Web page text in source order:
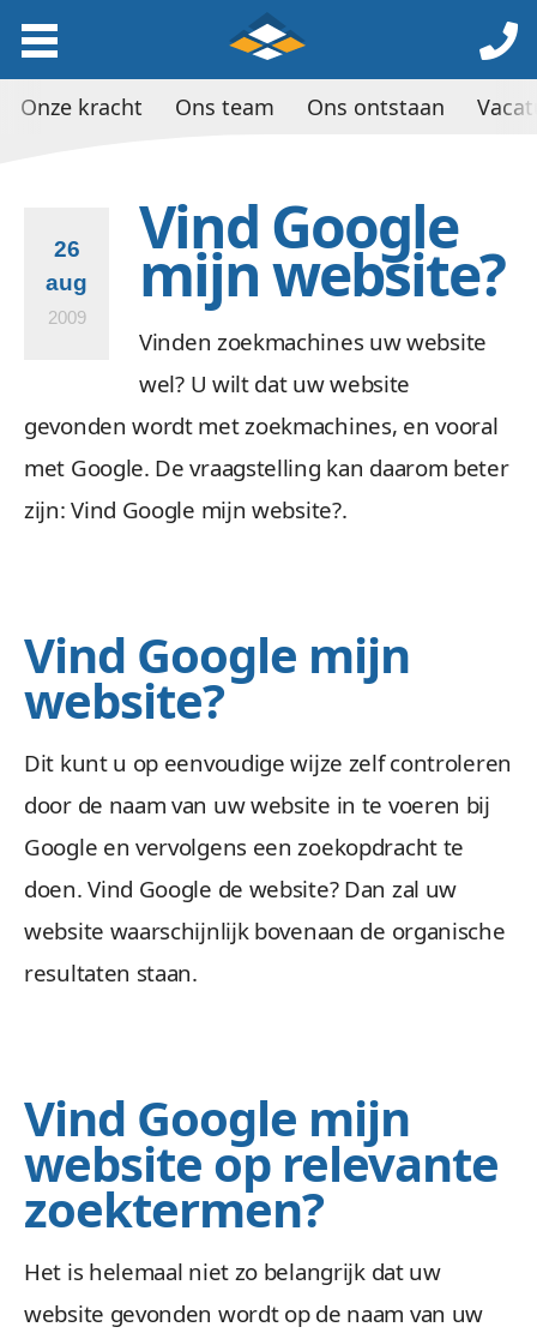
26
aug
2009
Vind Google
mijn website?
Vinden zoekmachines uw website
wel? U wilt dat uw website
gevonden wordt met zoekmachines, en vooral
met Google. De vraagstelling kan daarom beter
zijn: Vind Google mijn website?.
Vind Google mijn
website?
Dit kunt u op eenvoudige wijze zelf controleren
door de naam van uw website in te voeren bij
Google en vervolgens een zoekopdracht te
doen. Vind Google de website? Dan zal uw
website waarschijnlijk bovenaan de organische
resultaten staan.
Vind Google mijn
website op relevante
zoektermen?
Het is helemaal niet zo belangrijk dat uw
website gevonden wordt op de naam van uw
Onze kracht Ons team Ons ontstaan